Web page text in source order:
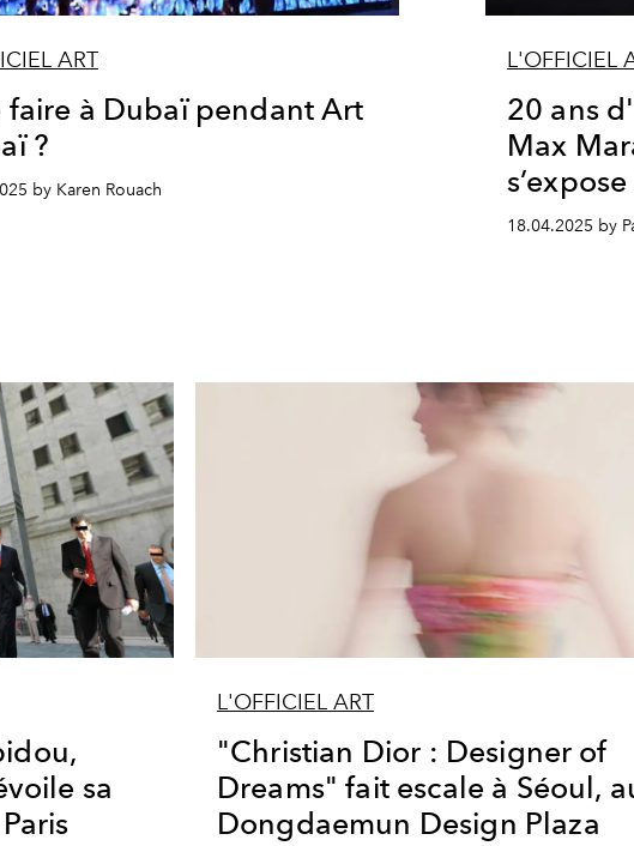
ART
faire à Dubaï pendant Art
?
by Karen Rouach
L'OFFICIEL
20 ans
Max
18.04.2025 by
sa
L'OFFICIEL ART
"Christian Dior : Designer of
Dreams" fait escale à Séoul,
Dongdaemun Design Plaza